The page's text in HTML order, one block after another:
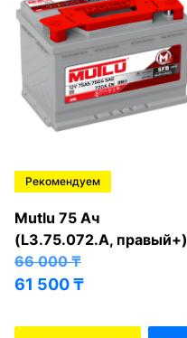
Рекомендуем
Mutlu 75 Ач
(L3.75.072.A, правый+)
66 000₸
61 500₸